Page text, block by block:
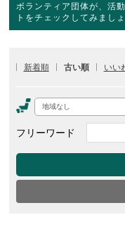
ボランティア団体が、活
トをチェックしてみましょ
新着順 古い順 いい
地域なし
フリーワード